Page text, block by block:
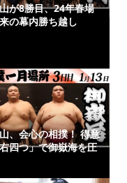
が8勝目、24年春場
の幕内勝ち越し
、会心の相撲！ 得意
四つ」で御嶽海を圧